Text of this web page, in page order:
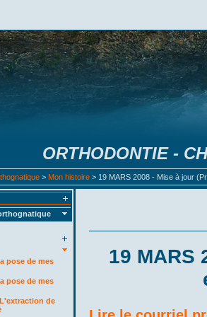
ORTHODONTIE -
> Mon histoire > 19 MARS 2008 - Mise à jour
19 MARS
pose de mes
pose de mes
L'extraction de